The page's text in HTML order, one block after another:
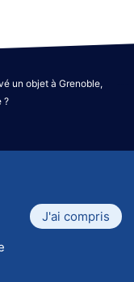
un objet à Grenoble,
?
partenaire
Tous droits réservés.
J'ai compris